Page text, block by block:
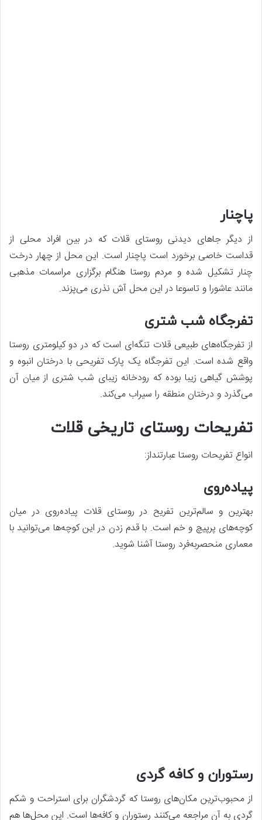
پاچنار
از دیگر جاهای دیدنی روستای قلات که در بین افراد محلی از
قداست خاصی برخورد است پاچنار است. این محل از چهار درخت
چنار تشکیل شده و مردم روستا هنگام برگزاری مراسمات مذهبی
مانند عاشورا و تاسوعا در این محل آش نذری می‌پزند.
تفرجگاه شب شتری
از تفرجگاه‌های طبیعی قلات تنگه‌ای است که در دو کیلومتری روستا
واقع شده است. این تفرجگاه یک پارک تفریحی با درختان انبوه و
پوشش گیاهی زیبا بوده که رودخانه زیبای شب شتری از میان آن
می‌گذرد و درختان منطقه را سیراب می‌کند.
تفریحات روستای تاریخی قلات
انواع تفریحات روستا عبارتنداز:
پیاده‌روی
بهترین و سالم‌ترین تفریح در روستای قلات پیاده‌روی در میان
کوچه‌های پرپیچ و خم است. با قدم زدن در این کوچه‌ها می‌توانید با
معماری منحصربه‌فرد روستا آشنا شوید.
رستوران و کافه گردی
از محبوب‌ترین مکان‌های روستا که گردشگران برای استراحت و شکم
گردی به آن مراجعه می‌کنند رستوران و کافه‌ها است. این محل‌ها هم